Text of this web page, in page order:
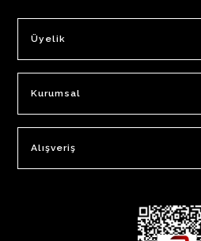
Üyelik
Kurumsal
Alışveriş